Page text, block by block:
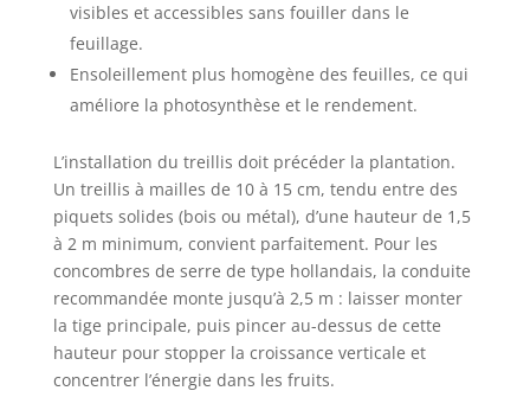
visibles et accessibles sans fouiller dans le
feuillage.
Ensoleillement plus homogène des feuilles, ce qui
améliore la photosynthèse et le rendement.
L’installation du treillis doit précéder la plantation.
Un treillis à mailles de 10 à 15 cm, tendu entre des
piquets solides (bois ou métal), d’une hauteur de 1,5
à 2 m minimum, convient parfaitement. Pour les
concombres de serre de type hollandais, la conduite
recommandée monte jusqu’à 2,5 m : laisser monter
la tige principale, puis pincer au-dessus de cette
hauteur pour stopper la croissance verticale et
concentrer l’énergie dans les fruits.